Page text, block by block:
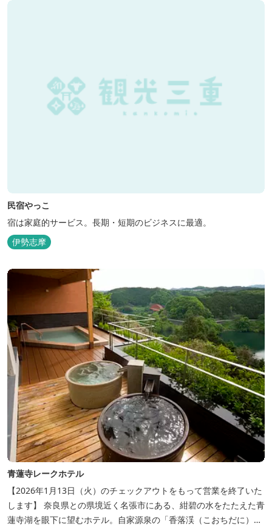
民宿やっこ
宿は家庭的サービス。長期・短期のビジネスに最適。
伊勢志摩
青蓮寺レークホテル
【2026年1月13日（火）のチェックアウトをもって営業を終了いた
します】 奈良県との県境近く名張市にある、紺碧の水をたたえた青
蓮寺湖を眼下に望むホテル。自家源泉の「香落渓（こおちだに）温